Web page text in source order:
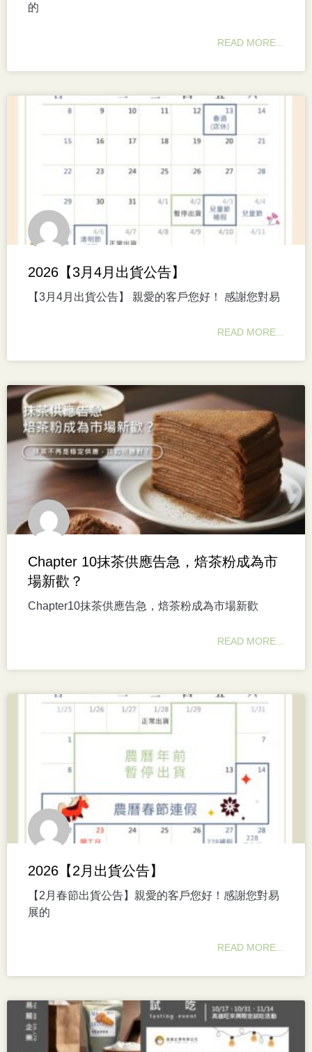
的
READ MORE...
2026【3月4月出貨公告】
【3月4月出貨公告】 親愛的客戶您好！ 感謝您對易
READ MORE...
Chapter 10抹茶供應告急，焙茶粉成為市
場新歡？
Chapter10抹茶供應告急，焙茶粉成為市場新歡
READ MORE...
2026【2月出貨公告】
【2月春節出貨公告】親愛的客戶您好！感謝您對易
展的
READ MORE...